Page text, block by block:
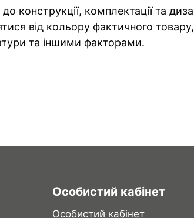
комплектації та
від кольору фактичного
та іншими факторами.
Особистий кабінет
Особистий кабінет